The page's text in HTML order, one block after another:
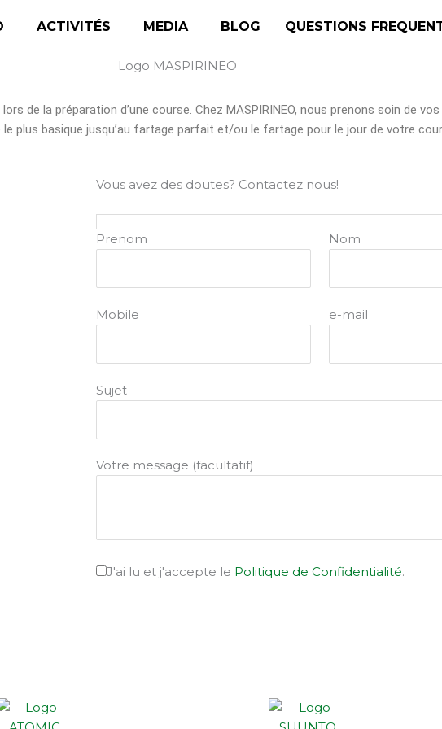
ACTIVITÉS MEDIA BLOG QUESTIONS
de la préparation d’une course. Chez MASPIRINEO, nous prenons soin de
plus basique jusqu’au fartage parfait et/ou le fartage pour le jour de votre
Vous avez des doutes? Contactez nous!
Prenom Nom
Mobile e-mail
Sujet
Votre message (facultatif)
J'ai lu et j'accepte le Politique de Confidentialité.